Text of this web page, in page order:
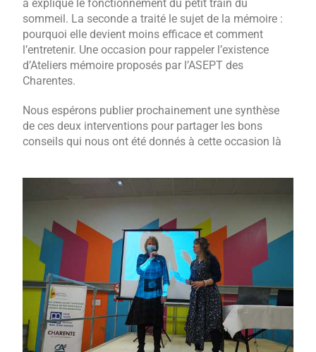
a expliqué le fonctionnement du petit train du
sommeil. La seconde a traité le sujet de la mémoire :
pourquoi elle devient moins efficace et comment
l’entretenir. Une occasion pour rappeler l’existence
d’Ateliers mémoire proposés par l’ASEPT des
Charentes.
Nous espérons publier prochainement une synthèse
de ces deux interventions pour partager les bons
conseils qui nous ont été donnés à cette occasion là